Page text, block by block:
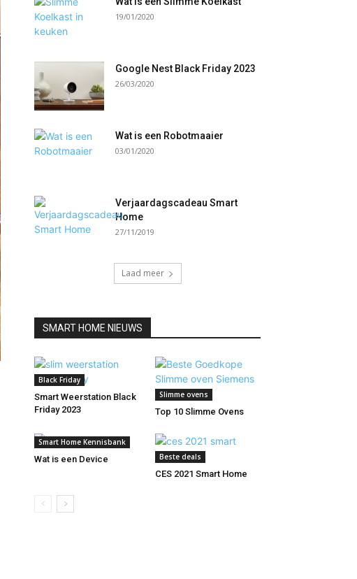
19/01/2020
Google Nest Black Friday 2023
26/03/2020
Wat is een Robotmaaier
03/01/2020
Verjaardagscadeau Smart
Home
27/11/2019
Laad meer
SMART HOME NIEUWS
Black Friday
Smart Weerstation Black
Friday 2023
Slimme ovens
Top 10 Slimme Ovens
Smart Home Kennisbank
Wat is een Device Beste deals
CES 2021 Smart Home